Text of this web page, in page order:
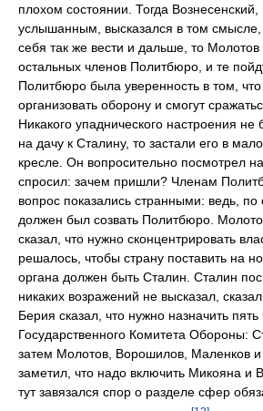
плохом состоянии. Тогда
услышанным, высказался в том смысле,
себя так же вести и дальше, то
остальных членов Политбюро, и те
Политбюро была уверенность в том, что
организовать оборону и смогут
Никакого упаднического настроения
на дачу к Сталину, то застали его в
кресле. Он вопросительно посмотрел
спросил: зачем пришли? Членам
вопрос показались странными: ведь,
должен был созвать Политбюро.
сказал, что нужно сконцентрировать
решалось, чтобы страну поставить на
органа должен быть Сталин. Сталин
никаких возражений не высказал,
Берия сказал, что нужно назначить пять
Государственного Комитета Обороны:
затем Молотов, Ворошилов, Маленков
заметил, что надо включить Микояна и
тут завязался спор о разделе сфер